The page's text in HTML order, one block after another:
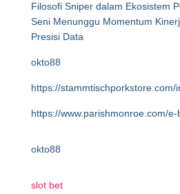
Filosofi Sniper dalam Ekosistem
Seni Menunggu Momentum
Presisi Data
okto88
https://stammtischporkstore.com/
https://www.parishmonroe.com/
okto88
slot bet